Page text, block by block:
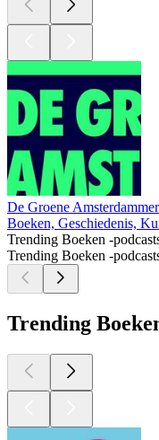
De Groene
Boeken, Geschiedenis,
Trending Boeken -
Trending Boeken -
Trending